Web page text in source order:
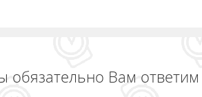
обязательно Вам ответим